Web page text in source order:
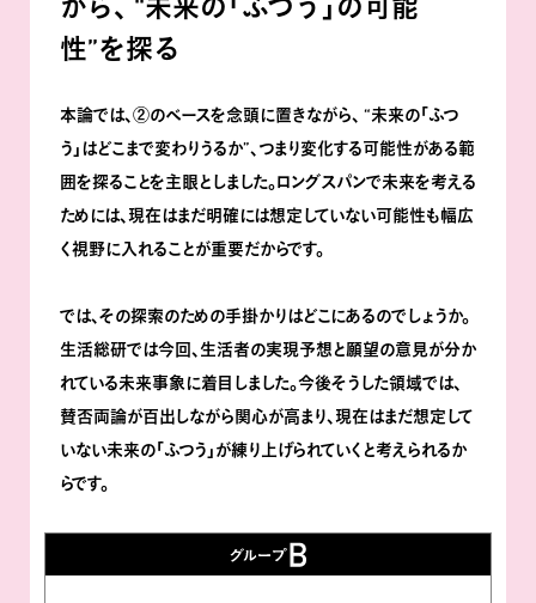
から､ “未来の｢ふつう｣の可能
性”を探る
本論では､②のベースを念頭に置きながら､ “未来の｢ふつ
う｣はどこまで変わりうるか”､つまり変化する可能性がある範
囲を探ることを主眼としました。ロングスパンで未来を考える
ためには､現在はまだ明確には想定していない可能性も幅広
く視野に入れることが重要だからです。
では､その探索のための手掛かりはどこにあるのでしょうか。
生活総研では今回､生活者の実現予想と願望の意見が分か
れている未来事象に着目しました。今後そうした領域では､
賛否両論が百出しながら関心が高まり､現在はまだ想定して
いない未来の｢ふつう｣が練り上げられていくと考えられるか
らです。